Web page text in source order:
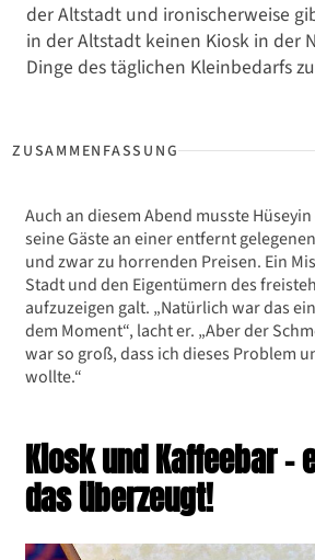
der Altstadt und ironischerweise
in der Altstadt keinen Kiosk in der
Dinge des täglichen Kleinbedarfs
Auch an diesem Abend musste
seine Gäste an einer entfernt
und zwar zu horrenden Preisen. Ein
Stadt und den Eigentümern des
aufzuzeigen galt. „Natürlich war das
dem Moment“, lacht er. „Aber der
war so groß, dass ich dieses Problem
wollte.“
Kiosk und Kaffeebar –
das überzeugt!